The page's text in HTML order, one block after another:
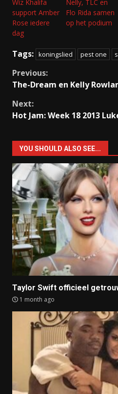
Wiz Khalifa
support Amber
Rose iedere
dag
Nelly, TLC en
Flo Rida samen
op het podium
Tags: koningslied pest one
Continue
Previous:
The-Dream en Kelly
Next:
Hot Jam: Week 18 2013
YOU SHOULD ALSO SEE...
Taylor Swift officieel
1 month ago